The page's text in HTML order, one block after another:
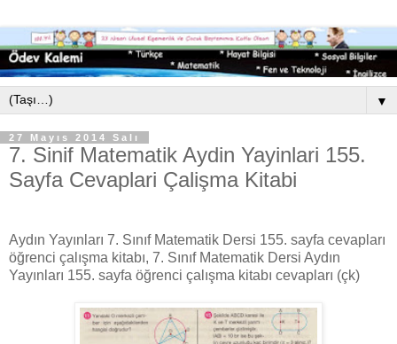
▼
27 Mayıs 2014 Salı
7. Sinif Matematik Aydin Yayinlari 155.
Sayfa Cevaplari Çalişma Kitabi
Aydın Yayınları 7. Sınıf Matematik Dersi 155. sayfa cevapları
öğrenci çalışma kitabı, 7. Sınıf Matematik Dersi Aydın
Yayınları 155. sayfa öğrenci çalışma kitabı cevapları (çk)